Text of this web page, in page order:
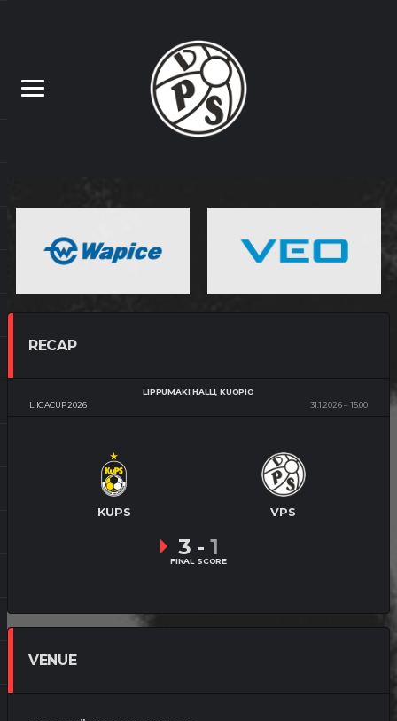
RECAP
LIIGACUP 2026
LIPPUMÄKI HALLI, KUOPIO
31.1.2026
15:00
KUPS VPS
3 - 1
FINAL SCORE
VENUE